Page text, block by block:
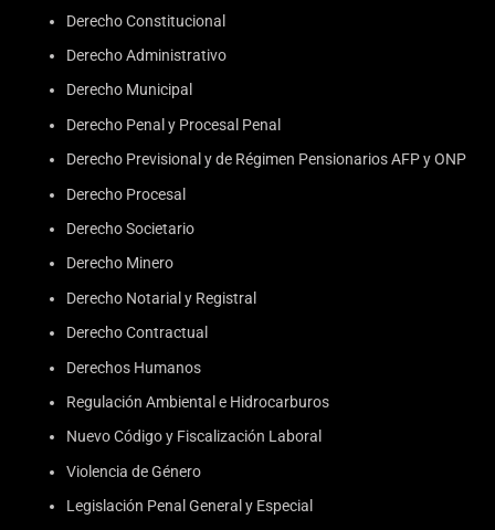
Derecho Constitucional
Derecho Administrativo
Derecho Municipal
Derecho Penal y Procesal Penal
Derecho Previsional y de Régimen Pensionarios AFP y ONP
Derecho Procesal
Derecho Societario
Derecho Minero
Derecho Notarial y Registral
Derecho Contractual
Derechos Humanos
Regulación Ambiental e Hidrocarburos
Nuevo Código y Fiscalización Laboral
Violencia de Género
Legislación Penal General y Especial